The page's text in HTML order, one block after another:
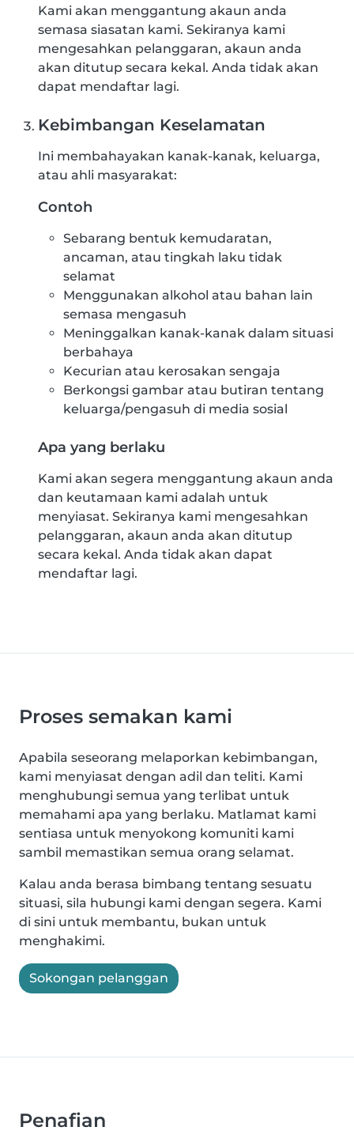
Kami akan menggantung akaun anda
semasa siasatan kami. Sekiranya kami
mengesahkan pelanggaran, akaun anda
akan ditutup secara kekal. Anda tidak akan
dapat mendaftar lagi.
Kebimbangan Keselamatan
Ini membahayakan kanak-kanak, keluarga,
atau ahli masyarakat:
Contoh
Sebarang bentuk kemudaratan,
ancaman, atau tingkah laku tidak
selamat
Menggunakan alkohol atau bahan lain
semasa mengasuh
Meninggalkan kanak-kanak dalam situasi
berbahaya
Kecurian atau kerosakan sengaja
Berkongsi gambar atau butiran tentang
keluarga/pengasuh di media sosial
Apa yang berlaku
Kami akan segera menggantung akaun anda
dan keutamaan kami adalah untuk
menyiasat. Sekiranya kami mengesahkan
pelanggaran, akaun anda akan ditutup
secara kekal. Anda tidak akan dapat
mendaftar lagi.
Proses semakan kami
Apabila seseorang melaporkan kebimbangan,
kami menyiasat dengan adil dan teliti. Kami
menghubungi semua yang terlibat untuk
memahami apa yang berlaku. Matlamat kami
sentiasa untuk menyokong komuniti kami
sambil memastikan semua orang selamat.
Kalau anda berasa bimbang tentang sesuatu
situasi, sila hubungi kami dengan segera. Kami
di sini untuk membantu, bukan untuk
menghakimi.
Sokongan pelanggan
Penafian